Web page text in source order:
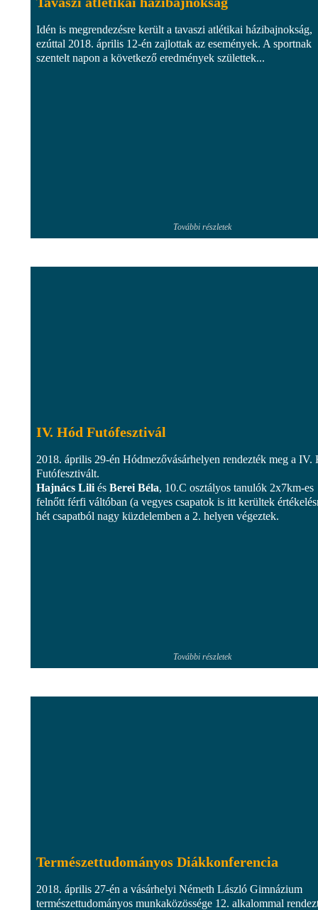
Idén is megrendezésre került a tavaszi atlétikai házibajnokság,
ezúttal 2018. április 12-én zajlottak az események. A sportnak
szentelt napon a következő eredmények születtek...
További részletek
IV. Hód Futófesztivál
2018. április 29-én Hódmezővásárhelyen rendezték meg a IV.
Futófesztivált.
Hajnács Lili és Berei Béla, 10.C osztályos tanulók 2x7km-es
felnőtt férfi váltóban (a vegyes csapatok is itt kerültek
hét csapatból nagy küzdelemben a 2. helyen végeztek.
További részletek
Természettudományos Diákkonferencia
2018. április 27-én a vásárhelyi Németh László Gimnázium
természettudományos munkaközössége 12. alkalommal